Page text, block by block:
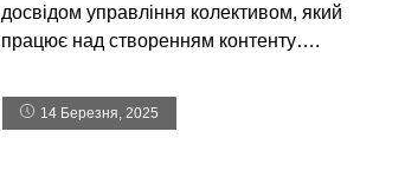
досвідом управління колективом, який
працює над створенням контенту….
14 Березня, 2025